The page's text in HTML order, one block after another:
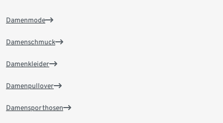
Damenmode
Damenschmuck
Damenkleider
Damenpullover
Damensporthosen